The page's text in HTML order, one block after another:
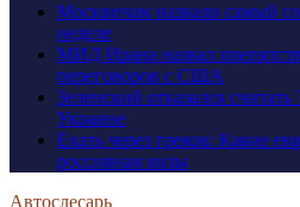
Москвичам назвали самый
неделе
МИД Ирана назвал
переговоров с США
Зеленский отказался
Украине
Ехать через греков: Какие
россиянам визы
Автослесарь